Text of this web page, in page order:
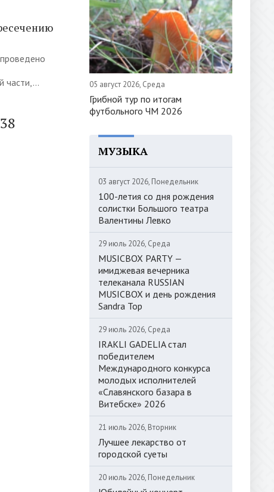
части,...
38
05 август 2026, Среда
Грибной тур по итогам
футбольного ЧМ 2026
МУЗЫКА
03 август 2026, Понедельник
100-летия со дня рождения
солистки Большого театра
Валентины Левко
29 июль 2026, Среда
MUSICBOX PARTY —
имиджевая вечерника
телеканала RUSSIAN
MUSICBOX и день рождения
Sandra Top
29 июль 2026, Среда
IRAKLI GADELIA стал
победителем
Международного конкурса
молодых исполнителей
«Славянского базара в
Витебске» 2026
21 июль 2026, Вторник
Лучшее лекарство от
городской суеты
20 июль 2026, Понедельник